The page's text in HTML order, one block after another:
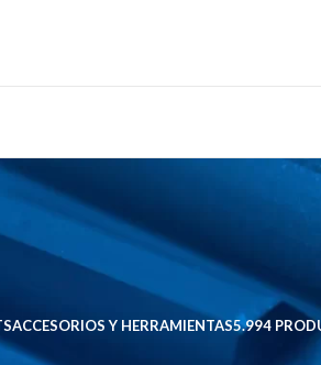
ACCESORIOS Y HERRAMIENTAS5.994